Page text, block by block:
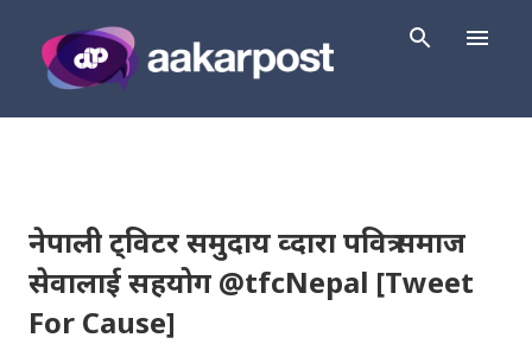
नेपाली ट्विटर समुदाय व्दारा पवित्र समाज
सेवालाई सहयोग @tfcNepal [Tweet
For Cause]